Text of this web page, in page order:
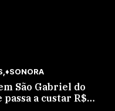
♦SONORA
São Gabriel do
passa a custar R$